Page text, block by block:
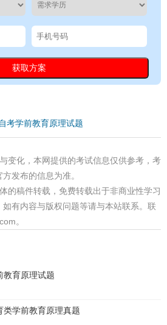
考学前教育原理试题
变化，本网提供的考试信息仅供参考，考
发布的信息为准。
的稿件转载，免费转载出于非商业性学习
如有内容与版权问题等请与本站联系。联
。
教育原理试题
类学前教育原理真题